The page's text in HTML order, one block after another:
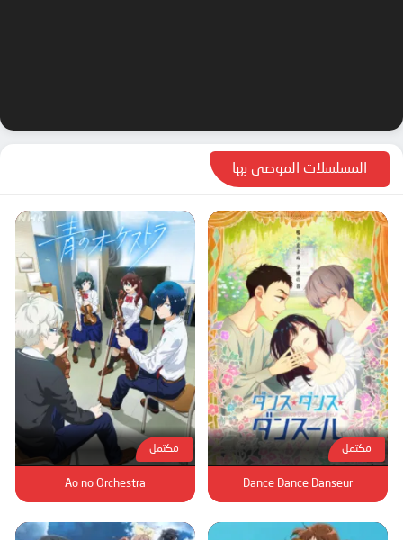
المسلسلات الموصى بها
مكتمل
Dance Dance Danseur
مكتمل
Ao no Orchestra